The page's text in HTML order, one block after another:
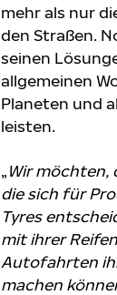
mehr als nur
den Straßen.
seinen
allgemeinen
Planeten und
leisten.
„Wir möchten,
die sich für
Tyres
mit ihrer
Autofahrten
machen